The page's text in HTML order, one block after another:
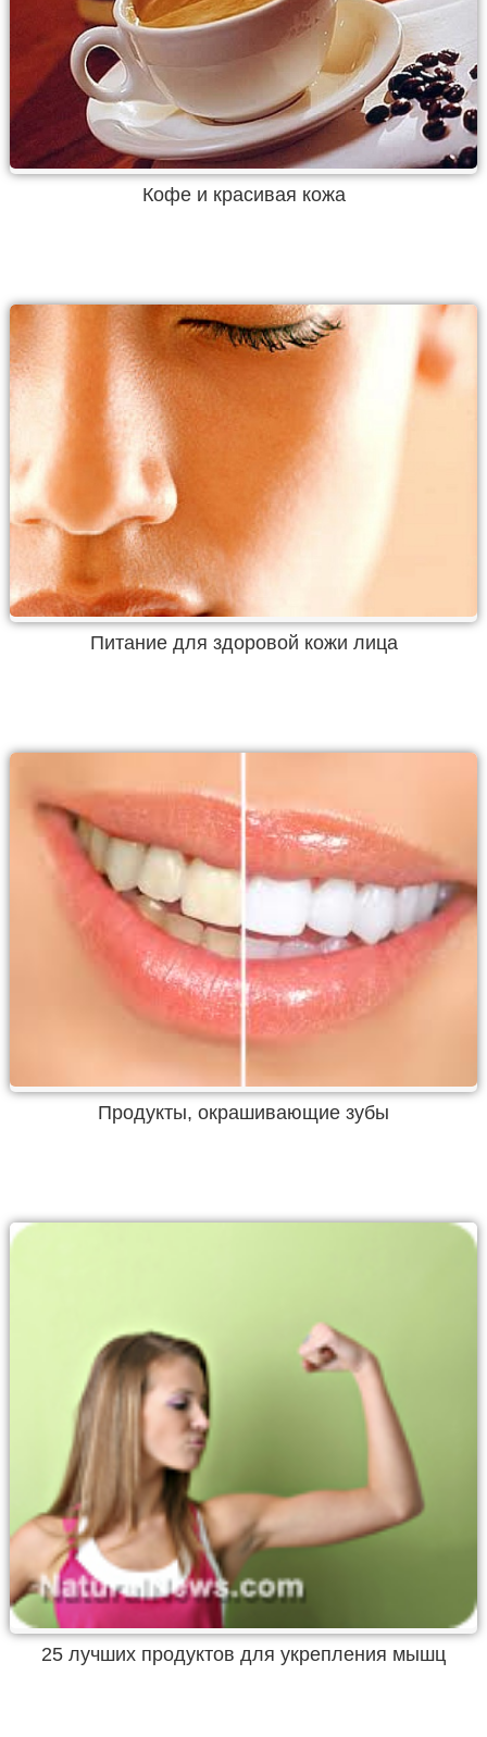
Кофе и красивая кожа
Питание для здоровой кожи лица
Продукты, окрашивающие зубы
25 лучших продуктов для укрепления мышц